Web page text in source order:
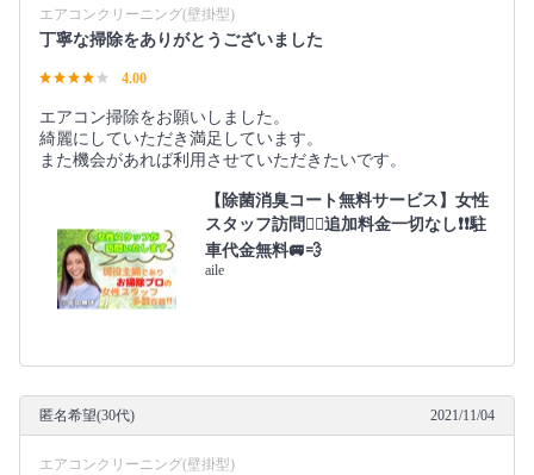
エアコンクリーニング(壁掛型)
丁寧な掃除をありがとうございました
4.00
エアコン掃除をお願いしました。
綺麗にしていただき満足しています。
また機会があれば利用させていただきたいです。
【除菌消臭コート無料サービス】女性
スタッフ訪問🙆‍♀️追加料金一切なし❗️❗️駐
車代金無料🚐💨
aile
匿名希望(30代) 2021/11/04
エアコンクリーニング(壁掛型)